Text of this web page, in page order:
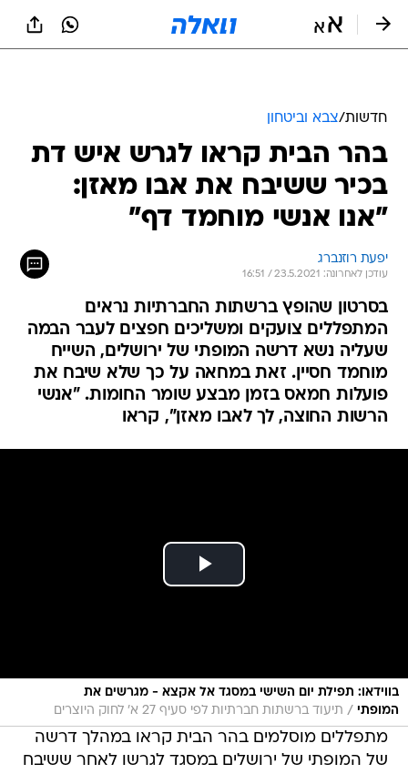
חדשות/צבא וביטחון
בהר הבית קראו לגרש איש דת
בכיר ששיבח את אבו מאזן:
"אנו אנשי מוחמד דף"
יפעת רוזנברג
עודכן לאחרונה: 23.5.2021 / 16:51
בסרטון שהופץ ברשתות החברתיות נראים
המתפללים צועקים ומשליכים חפצים לעבר הבמה
שעליה נשא דרשה המופתי של ירושלים, השייח
מוחמד חסיין. זאת במחאה על כך שלא שיבח את
פועלות חמאס בזמן מבצע שומר החומות. "אנשי
הרשות החוצה, לך לאבו מאזן", קראו
בווידאו: תפילת יום השישי במסגד אל אקצא - מגרשים את
המופתי / תיעוד ברשתות חברתיות לפי סעיף 27 א' לחוק היוצרים
מתפללים מוסלמים בהר הבית קראו במהלך דרשה
של המופתי של ירושלים במסגד לגרשו לאחר ששיבח